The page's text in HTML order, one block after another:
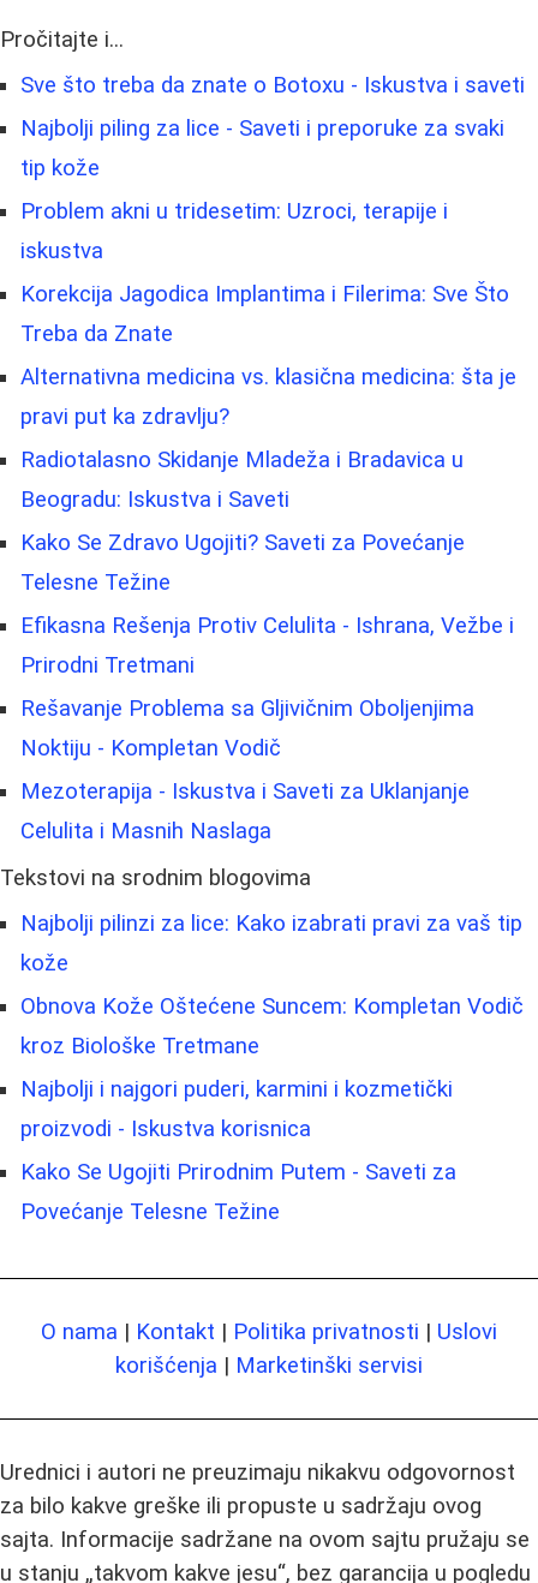
Pročitajte i...
Sve što treba da znate o Botoxu - Iskustva i saveti
Najbolji piling za lice - Saveti i preporuke za svaki
tip kože
Problem akni u tridesetim: Uzroci, terapije i
iskustva
Korekcija Jagodica Implantima i Filerima: Sve Što
Treba da Znate
Alternativna medicina vs. klasična medicina: šta je
pravi put ka zdravlju?
Radiotalasno Skidanje Mladeža i Bradavica u
Beogradu: Iskustva i Saveti
Kako Se Zdravo Ugojiti? Saveti za Povećanje
Telesne Težine
Efikasna Rešenja Protiv Celulita - Ishrana, Vežbe i
Prirodni Tretmani
Rešavanje Problema sa Gljivičnim Oboljenjima
Noktiju - Kompletan Vodič
Mezoterapija - Iskustva i Saveti za Uklanjanje
Celulita i Masnih Naslaga
Tekstovi na srodnim blogovima
Najbolji pilinzi za lice: Kako izabrati pravi za vaš tip
kože
Obnova Kože Oštećene Suncem: Kompletan Vodič
kroz Biološke Tretmane
Najbolji i najgori puderi, karmini i kozmetički
proizvodi - Iskustva korisnica
Kako Se Ugojiti Prirodnim Putem - Saveti za
Povećanje Telesne Težine
O nama | Kontakt | Politika privatnosti | Uslovi
korišćenja | Marketinški servisi
Urednici i autori ne preuzimaju nikakvu odgovornost
za bilo kakve greške ili propuste u sadržaju ovog
sajta. Informacije sadržane na ovom sajtu pružaju se
u stanju „takvom kakve jesu“, bez garancija u pogledu